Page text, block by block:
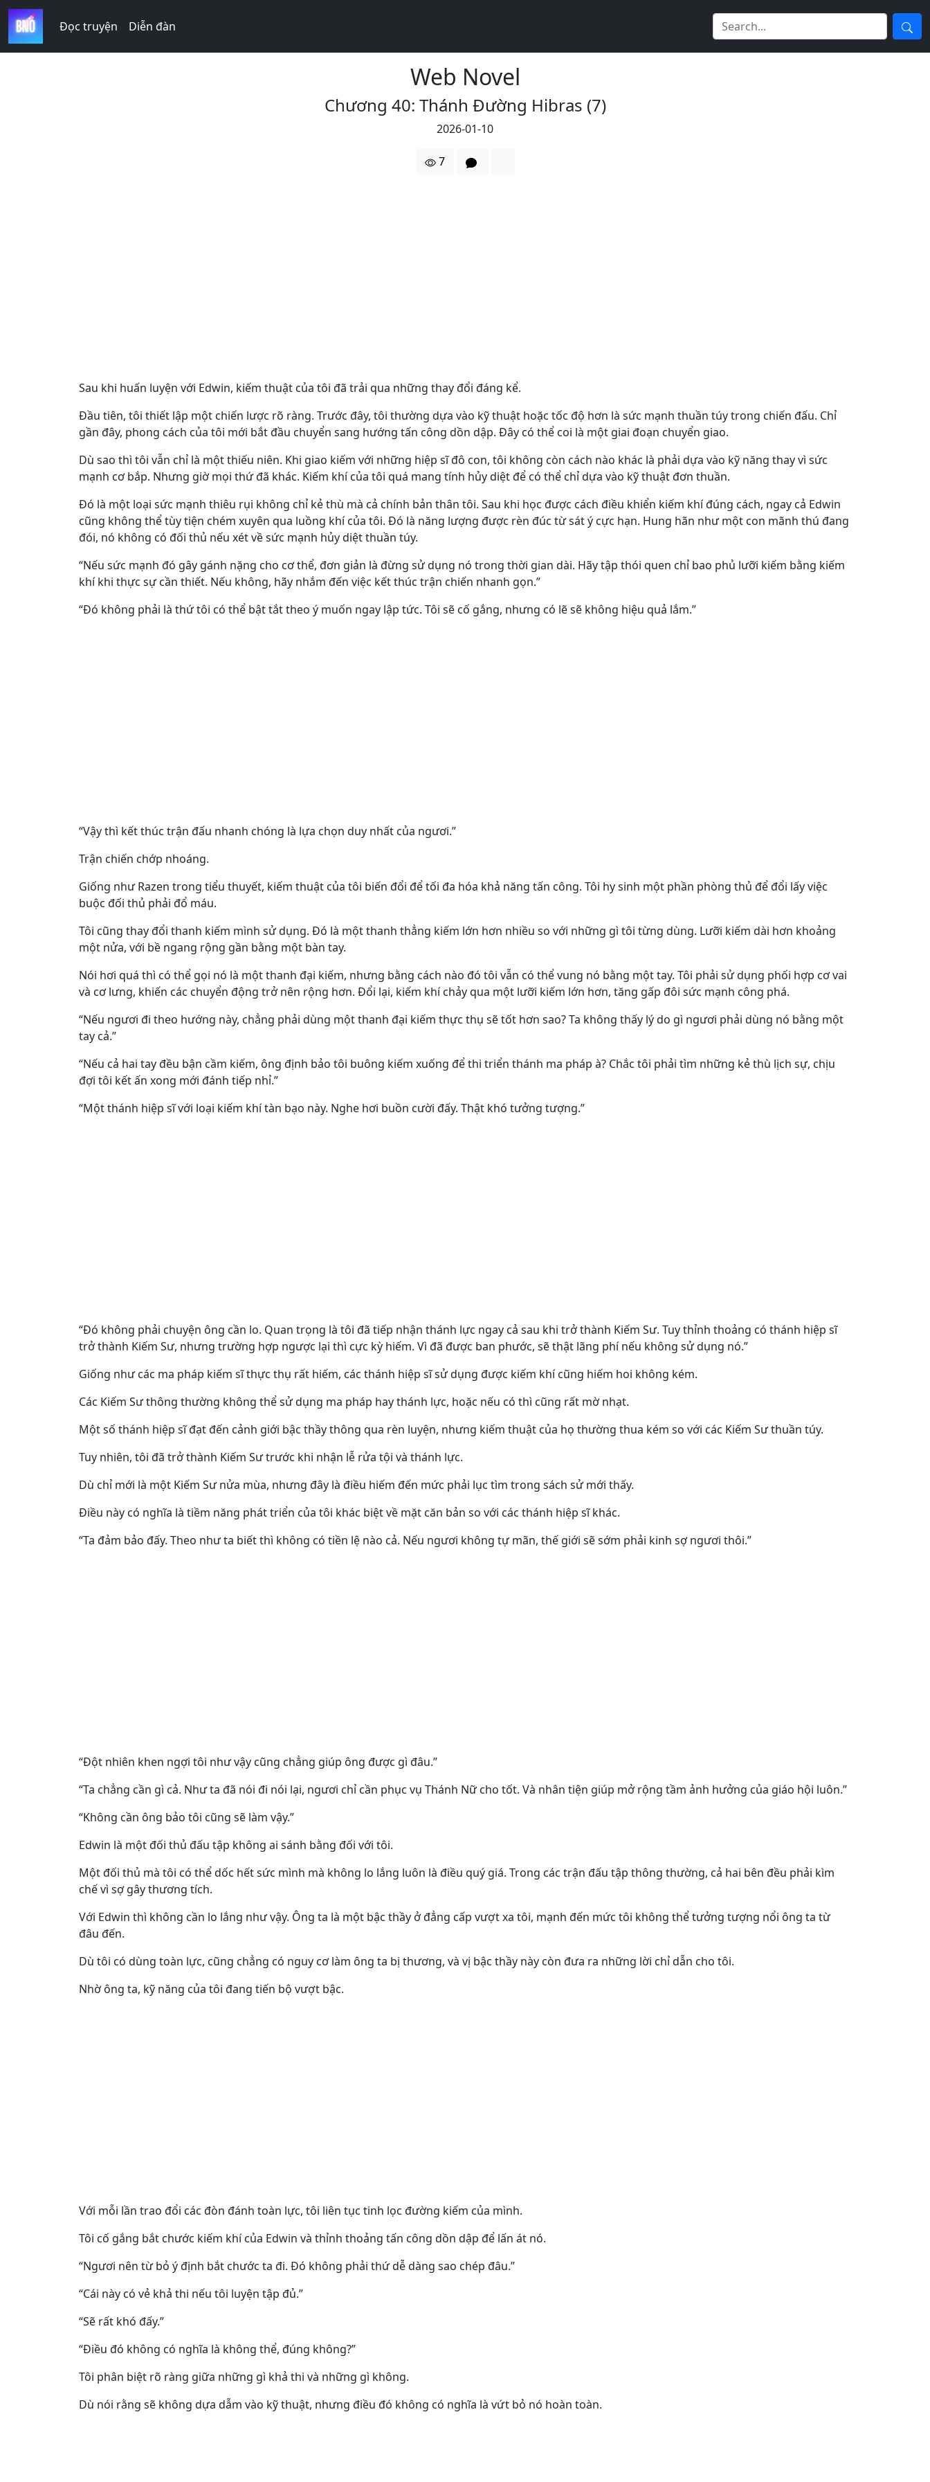
Đọc truyện Diễn đàn
Web Novel
Chương 40: Thánh Đường Hibras (7)
2026-01-10
7
Sau khi huấn luyện với Edwin, kiếm thuật của tôi đã trải qua những thay đổi đáng kể.
Đầu tiên, tôi thiết lập một chiến lược rõ ràng. Trước đây, tôi thường dựa vào kỹ thuật hoặc tốc độ hơn là sức mạnh thuần túy trong chiến đấu. Chỉ
gần đây, phong cách của tôi mới bắt đầu chuyển sang hướng tấn công dồn dập. Đây có thể coi là một giai đoạn chuyển giao.
Dù sao thì tôi vẫn chỉ là một thiếu niên. Khi giao kiếm với những hiệp sĩ đô con, tôi không còn cách nào khác là phải dựa vào kỹ năng thay vì sức
mạnh cơ bắp. Nhưng giờ mọi thứ đã khác. Kiếm khí của tôi quá mang tính hủy diệt để có thể chỉ dựa vào kỹ thuật đơn thuần.
Đó là một loại sức mạnh thiêu rụi không chỉ kẻ thù mà cả chính bản thân tôi. Sau khi học được cách điều khiển kiếm khí đúng cách, ngay cả Edwin
cũng không thể tùy tiện chém xuyên qua luồng khí của tôi. Đó là năng lượng được rèn đúc từ sát ý cực hạn. Hung hãn như một con mãnh thú đang
đói, nó không có đối thủ nếu xét về sức mạnh hủy diệt thuần túy.
“Nếu sức mạnh đó gây gánh nặng cho cơ thể, đơn giản là đừng sử dụng nó trong thời gian dài. Hãy tập thói quen chỉ bao phủ lưỡi kiếm bằng kiếm
khí khi thực sự cần thiết. Nếu không, hãy nhắm đến việc kết thúc trận chiến nhanh gọn.”
“Đó không phải là thứ tôi có thể bật tắt theo ý muốn ngay lập tức. Tôi sẽ cố gắng, nhưng có lẽ sẽ không hiệu quả lắm.”
“Vậy thì kết thúc trận đấu nhanh chóng là lựa chọn duy nhất của ngươi.”
Trận chiến chớp nhoáng.
Giống như Razen trong tiểu thuyết, kiếm thuật của tôi biến đổi để tối đa hóa khả năng tấn công. Tôi hy sinh một phần phòng thủ để đổi lấy việc
buộc đối thủ phải đổ máu.
Tôi cũng thay đổi thanh kiếm mình sử dụng. Đó là một thanh thẳng kiếm lớn hơn nhiều so với những gì tôi từng dùng. Lưỡi kiếm dài hơn khoảng
một nửa, với bề ngang rộng gần bằng một bàn tay.
Nói hơi quá thì có thể gọi nó là một thanh đại kiếm, nhưng bằng cách nào đó tôi vẫn có thể vung nó bằng một tay. Tôi phải sử dụng phối hợp cơ vai
và cơ lưng, khiến các chuyển động trở nên rộng hơn. Đổi lại, kiếm khí chảy qua một lưỡi kiếm lớn hơn, tăng gấp đôi sức mạnh công phá.
“Nếu ngươi đi theo hướng này, chẳng phải dùng một thanh đại kiếm thực thụ sẽ tốt hơn sao? Ta không thấy lý do gì ngươi phải dùng nó bằng một
tay cả.”
“Nếu cả hai tay đều bận cầm kiếm, ông định bảo tôi buông kiếm xuống để thi triển thánh ma pháp à? Chắc tôi phải tìm những kẻ thù lịch sự, chịu
đợi tôi kết ấn xong mới đánh tiếp nhỉ.”
“Một thánh hiệp sĩ với loại kiếm khí tàn bạo này. Nghe hơi buồn cười đấy. Thật khó tưởng tượng.”
“Đó không phải chuyện ông cần lo. Quan trọng là tôi đã tiếp nhận thánh lực ngay cả sau khi trở thành Kiếm Sư. Tuy thỉnh thoảng có thánh hiệp sĩ
trở thành Kiếm Sư, nhưng trường hợp ngược lại thì cực kỳ hiếm. Vì đã được ban phước, sẽ thật lãng phí nếu không sử dụng nó.”
Giống như các ma pháp kiếm sĩ thực thụ rất hiếm, các thánh hiệp sĩ sử dụng được kiếm khí cũng hiếm hoi không kém.
Các Kiếm Sư thông thường không thể sử dụng ma pháp hay thánh lực, hoặc nếu có thì cũng rất mờ nhạt.
Một số thánh hiệp sĩ đạt đến cảnh giới bậc thầy thông qua rèn luyện, nhưng kiếm thuật của họ thường thua kém so với các Kiếm Sư thuần túy.
Tuy nhiên, tôi đã trở thành Kiếm Sư trước khi nhận lễ rửa tội và thánh lực.
Dù chỉ mới là một Kiếm Sư nửa mùa, nhưng đây là điều hiếm đến mức phải lục tìm trong sách sử mới thấy.
Điều này có nghĩa là tiềm năng phát triển của tôi khác biệt về mặt căn bản so với các thánh hiệp sĩ khác.
“Ta đảm bảo đấy. Theo như ta biết thì không có tiền lệ nào cả. Nếu ngươi không tự mãn, thế giới sẽ sớm phải kinh sợ ngươi thôi.”
“Đột nhiên khen ngợi tôi như vậy cũng chẳng giúp ông được gì đâu.”
“Ta chẳng cần gì cả. Như ta đã nói đi nói lại, ngươi chỉ cần phục vụ Thánh Nữ cho tốt. Và nhân tiện giúp mở rộng tầm ảnh hưởng của giáo hội luôn.”
“Không cần ông bảo tôi cũng sẽ làm vậy.”
Edwin là một đối thủ đấu tập không ai sánh bằng đối với tôi.
Một đối thủ mà tôi có thể dốc hết sức mình mà không lo lắng luôn là điều quý giá. Trong các trận đấu tập thông thường, cả hai bên đều phải kìm
chế vì sợ gây thương tích.
Với Edwin thì không cần lo lắng như vậy. Ông ta là một bậc thầy ở đẳng cấp vượt xa tôi, mạnh đến mức tôi không thể tưởng tượng nổi ông ta từ
đâu đến.
Dù tôi có dùng toàn lực, cũng chẳng có nguy cơ làm ông ta bị thương, và vị bậc thầy này còn đưa ra những lời chỉ dẫn cho tôi.
Nhờ ông ta, kỹ năng của tôi đang tiến bộ vượt bậc.
Với mỗi lần trao đổi các đòn đánh toàn lực, tôi liên tục tinh lọc đường kiếm của mình.
Tôi cố gắng bắt chước kiếm khí của Edwin và thỉnh thoảng tấn công dồn dập để lấn át nó.
“Ngươi nên từ bỏ ý định bắt chước ta đi. Đó không phải thứ dễ dàng sao chép đâu.”
“Cái này có vẻ khả thi nếu tôi luyện tập đủ.”
“Sẽ rất khó đấy.”
“Điều đó không có nghĩa là không thể, đúng không?”
Tôi phân biệt rõ ràng giữa những gì khả thi và những gì không.
Dù nói rằng sẽ không dựa dẫm vào kỹ thuật, nhưng điều đó không có nghĩa là vứt bỏ nó hoàn toàn.